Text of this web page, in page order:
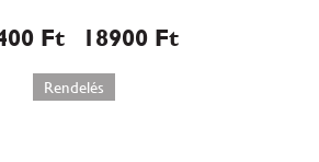
Ft 18900 Ft
Rendelés